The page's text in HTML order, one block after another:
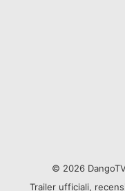
© 2026
Trailer ufficiali,